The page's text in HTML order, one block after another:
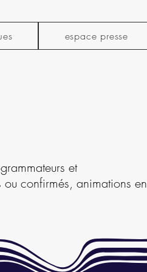
espace presse
et
confirmés, animations en